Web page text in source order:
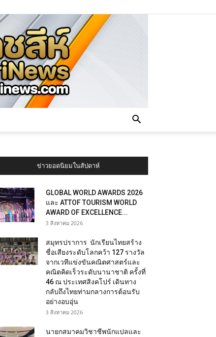
ข่าวยอดนิยมในสัปดาห์
GLOBAL WORLD AWARDS 2026
และ ATTOF TOURISM WORLD
AWARD OF EXCELLENCE...
3 สิงหาคม 2026
สมุทรปราการ นักเรียนไทยสร้าง
ชื่อเสียงระดับโลกคว้า 127 รางวัล
จากเวทีแข่งขันคณิตศาสตร์และ
คณิตคิดเร็วระดับนานาชาติ ครั้งที่
46 ณ ประเทศสิงคโปร์ เดินทาง
กลับถึงไทยท่ามกลางการต้อนรับ
อย่างอบอุ่น
3 สิงหาคม 2026
นายกสมาคมวิชาชีพนักแปลและ